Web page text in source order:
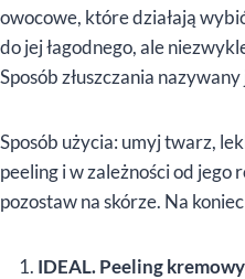
owocowe, które działają
do jej łagodnego, ale
Sposób złuszczania
Sposób użycia: umyj twarz,
peeling i w zależności od jego
pozostaw na skórze. Na
IDEAL. Peeling kremowy